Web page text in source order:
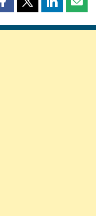
Partager
page
Partager
page
Partager
page page